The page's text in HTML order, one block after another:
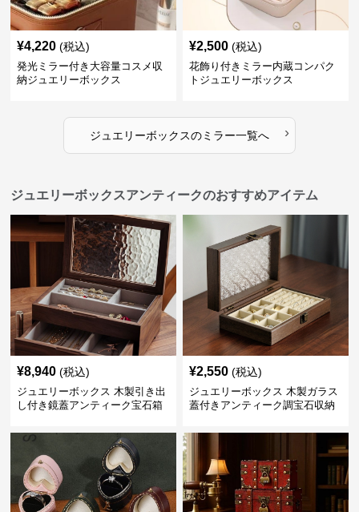
¥4,220 (税込)
発光ミラー付き大容量コスメ収
納ジュエリーボックス
¥2,500 (税込)
花飾り付きミラー内蔵コンパク
トジュエリーボックス
ジュエリーボックスのミラー一覧へ ›
ジュエリーボックスアンティークのおすすめアイテム
¥8,940 (税込)
ジュエリーボックス 木製引き出
し付き鏡蓋アンティーク宝石箱
¥2,550 (税込)
ジュエリーボックス 木製ガラス
蓋付きアンティーク調宝石収納